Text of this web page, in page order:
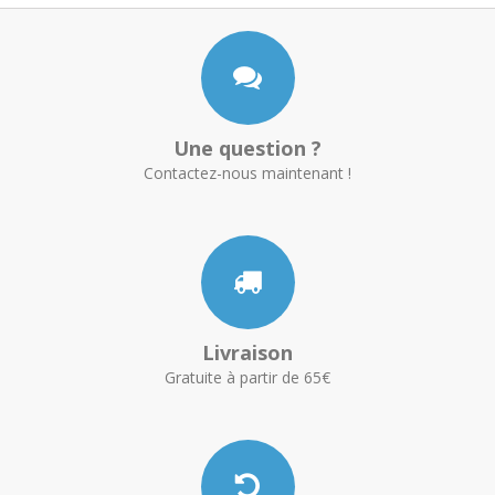
Une question ?
Contactez-nous maintenant !
Livraison
Gratuite à partir de 65€